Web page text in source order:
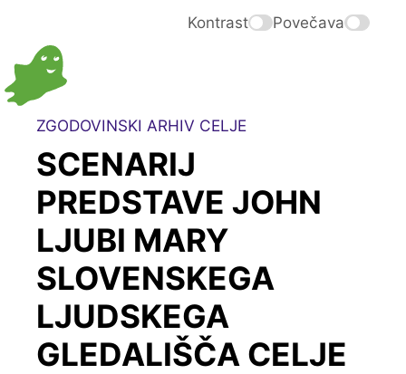
Kontrast Povečava
ZGODOVINSKI ARHIV CELJE
SCENARIJ
PREDSTAVE JOHN
LJUBI MARY
SLOVENSKEGA
LJUDSKEGA
GLEDALIŠČA CELJE